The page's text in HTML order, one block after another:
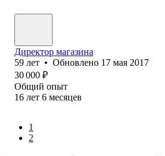
Директор магазина
59 лет • Обновлено 17 мая 2017
30 000 ₽
Общий опыт
16 лет 6 месяцев
1
2